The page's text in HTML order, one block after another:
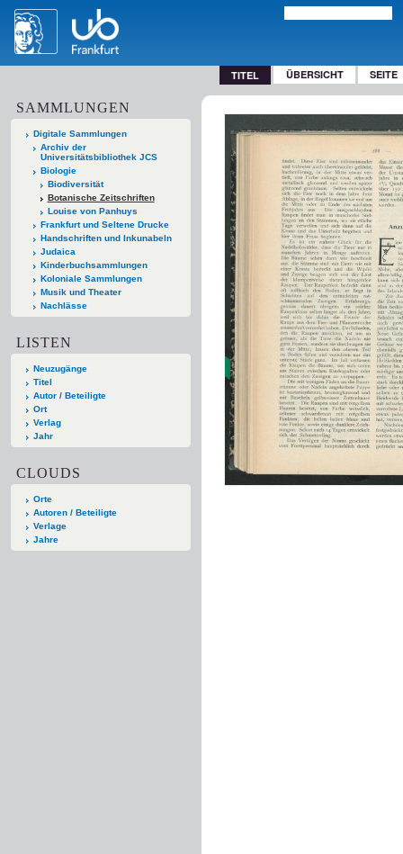
TITEL ÜBERSICHT SEITE
SAMMLUNGEN
Digitale Sammlungen
Archiv der
Universitätsbibliothek JCS
Biologie
Biodiversität
Botanische Zeitschriften
Louise von Panhuys
Frankfurt und Seltene Drucke
Handschriften und Inkunabeln
Judaica
Kinderbuchsammlungen
Koloniale Sammlungen
Musik und Theater
Nachlässe
LISTEN
Neuzugänge
Titel
Autor / Beteiligte
Ort
Verlag
Jahr
CLOUDS
Orte
Autoren / Beteiligte
Verlage
Jahre